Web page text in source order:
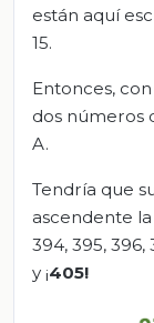
están aquí
15.
Entonces,
dos números
A.
Tendría que
ascendente la
394, 395, 396,
y ¡405!